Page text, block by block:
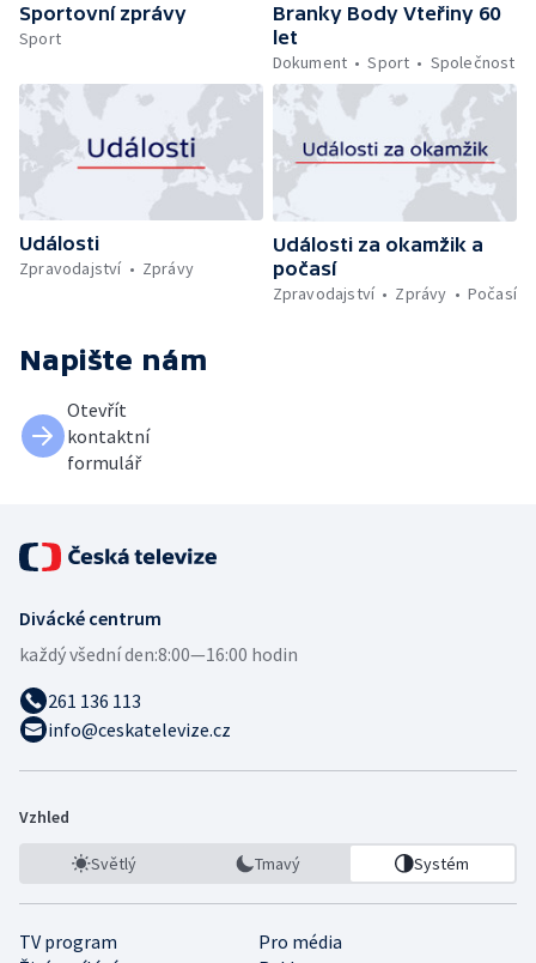
Sportovní zprávy
Sport
Branky Body Vteřiny 60
let
Dokument
Sport Společnost
Události
Zpravodajství
Zprávy
Události za okamžik a
počasí
Zpravodajství
Zprávy Počasí
Napište nám
Otevřít
kontaktní
formulář
Divácké centrum
každý všední den:8:00—16:00 hodin
261 136 113
info@ceskatelevize.cz
Vzhled
Světlý Tmavý Systém
TV program
Pro média